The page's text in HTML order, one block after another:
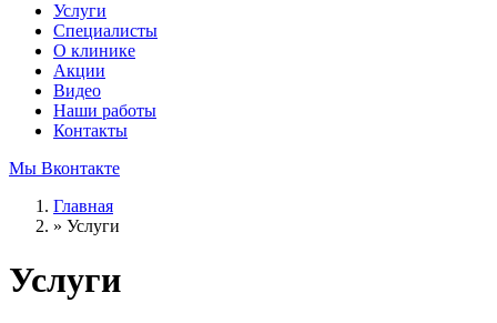
Услуги
Специалисты
О клинике
Акции
Видео
Наши работы
Контакты
Мы Вконтакте
Главная
» Услуги
Услуги